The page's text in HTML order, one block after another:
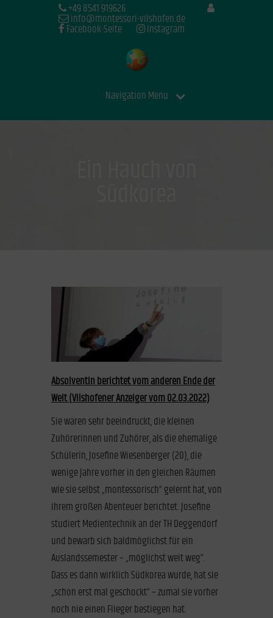
+49 8541 919626
info@montessori-vilshofen.de
Facebook-Seite Instagram
Navigation Menu
Absolventin berichtet vom anderen Ende der
Welt (Vilshofener Anzeiger vom 02.03.2022)
Sie waren sehr beeindruckt, die kleinen
Zuhörerinnen und Zuhörer, als die ehemalige
Schülerin, Josefine Wiesenberger (20), die
wenige Jahre vorher in den gleichen Räumen
wie sie selbst „montessorisch“ gelernt hat, von
ihrem großen Abenteuer berichtet. Josefine
studiert Medientechnik an der TH Deggendorf
und bewarb sich baldmöglichst für ein
Auslandssemester – „möglichst weit weg“.
Dass es dann wirklich Südkorea wurde, hat sie
„schon erst mal geschockt“ – zumal sie vorher
noch nie einen Flieger bestiegen hat.